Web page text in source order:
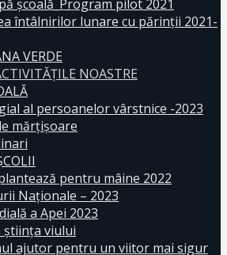
școală_Program pilot 2021
întâlnirilor lunare cu părinții 2021-
VERDE
NOASTRE
al persoanelor vârstnice -2023
mărțișoare
pentru mâine 2022
Naționale – 2023
a Apei 2023
viului
ajutor pentru un viitor mai sigur